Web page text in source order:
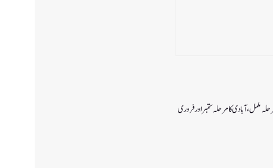
مکمل،آبادی کا مرحلہ ستمبر اور فروری